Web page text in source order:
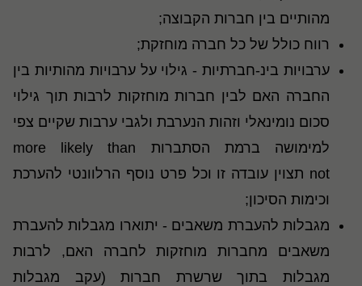
מהותיים בין חברות הקבוצה;
רווח כולל של כל חברה מוחזקת;
ערבויות בינ-חברתיות - גילוי על ערבויות מהותיות בין
החברה האם לבין חברות מוחזקות לרבות תוך גילוי
סכום נומינאלי וזהות הנערבת ולגבי ערבות שקיים צפי
למימושה ברמת הסתברות more likely than
not תצוין עובדה זו וכל פרט נוסף הרלוונטי להערכת
וכימות הסיכון;
מגבלות להעברת משאבים - יתוארו מגבלות להעברת
משאבים מחברות מוחזקות לחברה האם, לרבות
מגבלות בתוך שרשרת חברות (עקב מגבלות